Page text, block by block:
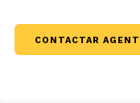
CONTACTAR